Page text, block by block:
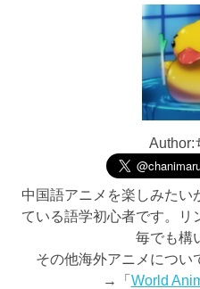
Author:
中国語アニメを楽しみたい
ている語学初心者です。リ
毎でも構
その他海外アニメについ
→「World